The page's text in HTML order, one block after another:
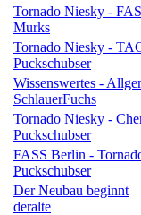
Tornado Niesky -
Murks
Tornado Niesky -
Puckschubser
Wissenswertes -
SchlauerFuchs
Tornado Niesky -
Puckschubser
FASS Berlin -
Puckschubser
Der Neubau beginnt
deralte